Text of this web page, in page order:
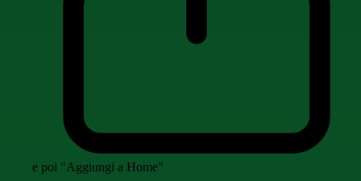
e poi "Aggiungi a Home"